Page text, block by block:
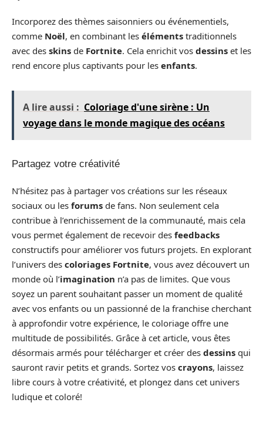
Incorporez des thèmes saisonniers ou événementiels,
comme Noël, en combinant les éléments traditionnels
avec des skins de Fortnite. Cela enrichit vos dessins et les
rend encore plus captivants pour les enfants.
A lire aussi : Coloriage d'une sirène : Un
voyage dans le monde magique des océans
Partagez votre créativité
N’hésitez pas à partager vos créations sur les réseaux
sociaux ou les forums de fans. Non seulement cela
contribue à l’enrichissement de la communauté, mais cela
vous permet également de recevoir des feedbacks
constructifs pour améliorer vos futurs projets. En explorant
l’univers des coloriages Fortnite, vous avez découvert un
monde où l’imagination n’a pas de limites. Que vous
soyez un parent souhaitant passer un moment de qualité
avec vos enfants ou un passionné de la franchise cherchant
à approfondir votre expérience, le coloriage offre une
multitude de possibilités. Grâce à cet article, vous êtes
désormais armés pour télécharger et créer des dessins qui
sauront ravir petits et grands. Sortez vos crayons, laissez
libre cours à votre créativité, et plongez dans cet univers
ludique et coloré!